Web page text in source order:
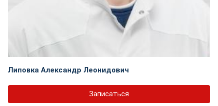
Липовка Александр Леонидович
Записаться